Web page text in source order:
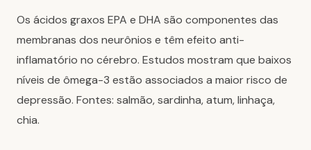
Os ácidos graxos EPA e DHA são componentes das
membranas dos neurônios e têm efeito anti-
inflamatório no cérebro. Estudos mostram que baixos
níveis de ômega-3 estão associados a maior risco de
depressão. Fontes: salmão, sardinha, atum, linhaça,
chia.